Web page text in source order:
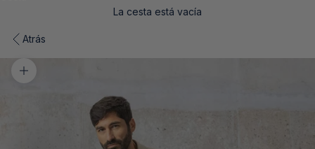
La cesta está vacía
Atrás
Zoom